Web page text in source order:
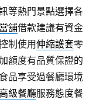
等熱門景點選擇各
舖借款建議有資金
制使用伸縮護套零
額度有品質保證的
品享受過餐廳環境
級餐廳服務態度餐